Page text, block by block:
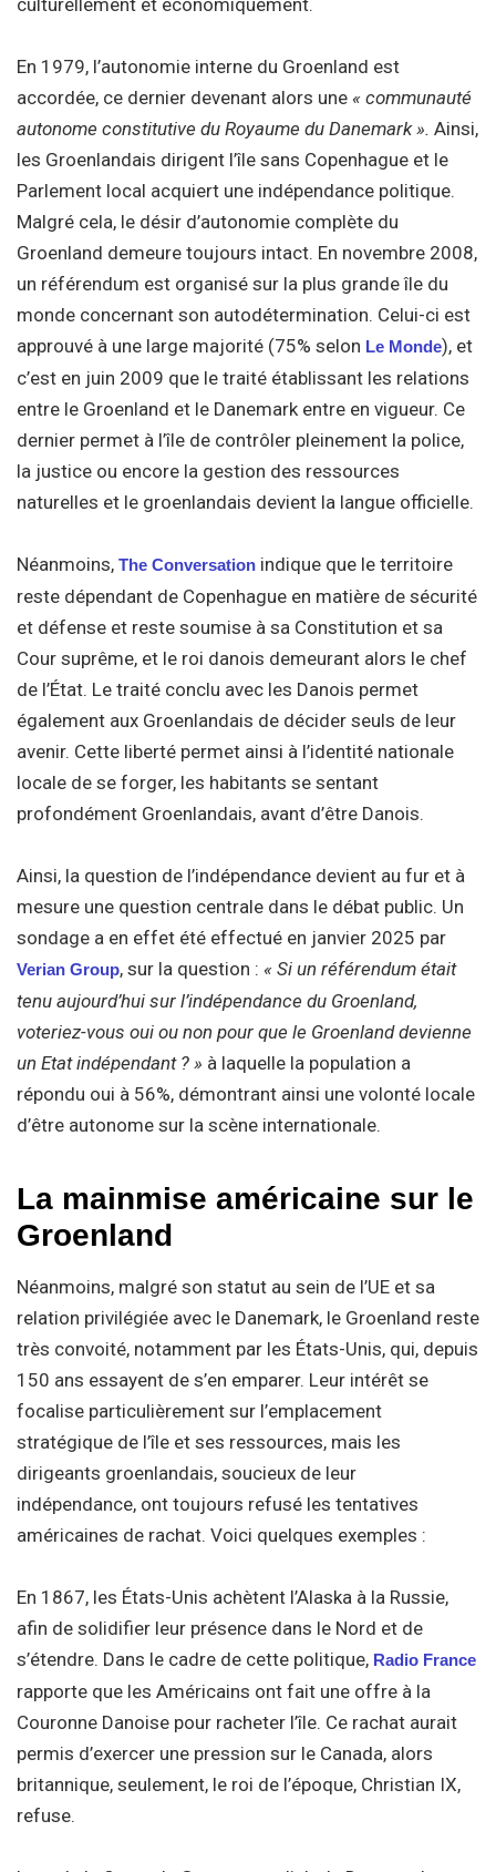
culturellement et économiquement.
En 1979, l’autonomie interne du Groenland est
accordée, ce dernier devenant alors une « communauté
autonome constitutive du Royaume du Danemark ». Ainsi,
les Groenlandais dirigent l’île sans Copenhague et le
Parlement local acquiert une indépendance politique.
Malgré cela, le désir d’autonomie complète du
Groenland demeure toujours intact. En novembre 2008,
un référendum est organisé sur la plus grande île du
monde concernant son autodétermination. Celui-ci est
approuvé à une large majorité (75% selon Le Monde), et
c’est en juin 2009 que le traité établissant les relations
entre le Groenland et le Danemark entre en vigueur. Ce
dernier permet à l’île de contrôler pleinement la police,
la justice ou encore la gestion des ressources
naturelles et le groenlandais devient la langue officielle.
Néanmoins, The Conversation indique que le territoire
reste dépendant de Copenhague en matière de sécurité
et défense et reste soumise à sa Constitution et sa
Cour suprême, et le roi danois demeurant alors le chef
de l’État. Le traité conclu avec les Danois permet
également aux Groenlandais de décider seuls de leur
avenir. Cette liberté permet ainsi à l’identité nationale
locale de se forger, les habitants se sentant
profondément Groenlandais, avant d’être Danois.
Ainsi, la question de l’indépendance devient au fur et à
mesure une question centrale dans le débat public. Un
sondage a en effet été effectué en janvier 2025 par
Verian Group, sur la question : « Si un référendum était
tenu aujourd’hui sur l’indépendance du Groenland,
voteriez-vous oui ou non pour que le Groenland devienne
un Etat indépendant ? » à laquelle la population a
répondu oui à 56%, démontrant ainsi une volonté locale
d’être autonome sur la scène internationale.
La mainmise américaine sur le
Groenland
Néanmoins, malgré son statut au sein de l’UE et sa
relation privilégiée avec le Danemark, le Groenland reste
très convoité, notamment par les États-Unis, qui, depuis
150 ans essayent de s’en emparer. Leur intérêt se
focalise particulièrement sur l’emplacement
stratégique de l’île et ses ressources, mais les
dirigeants groenlandais, soucieux de leur
indépendance, ont toujours refusé les tentatives
américaines de rachat. Voici quelques exemples :
En 1867, les États-Unis achètent l’Alaska à la Russie,
afin de solidifier leur présence dans le Nord et de
s’étendre. Dans le cadre de cette politique, Radio France
rapporte que les Américains ont fait une offre à la
Couronne Danoise pour racheter l’île. Ce rachat aurait
permis d’exercer une pression sur le Canada, alors
britannique, seulement, le roi de l’époque, Christian IX,
refuse.